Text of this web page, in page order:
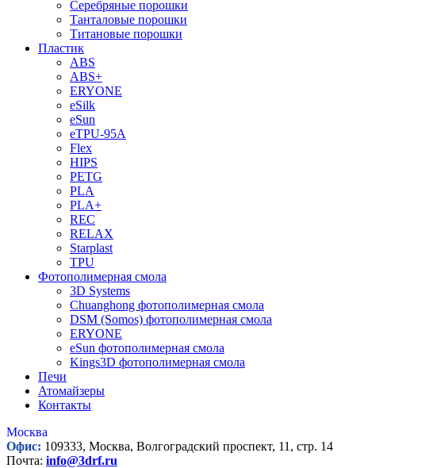
Серебряные порошки
Танталовые порошки
Титановые порошки
Пластик
ABS
ABS+
ERYONE
eSilk
eSun
eTPU-95A
Flex
HIPS
PETG
PLA
PLA+
REC
RELAX
Starplast
TPU
Фотополимерная смола
3D Systems
Chuanghong фотополимерная смола
DSM (Somos) фотополимерная смола
ERYONE
eSun фотополимерная смола
Kings3D фотополимерная смола
Печи
Атомайзеры
Контакты
Москва
Офис: 109333, Москва, Волгоградский проспект, 11, стр. 14
Почта: info@3drf.ru